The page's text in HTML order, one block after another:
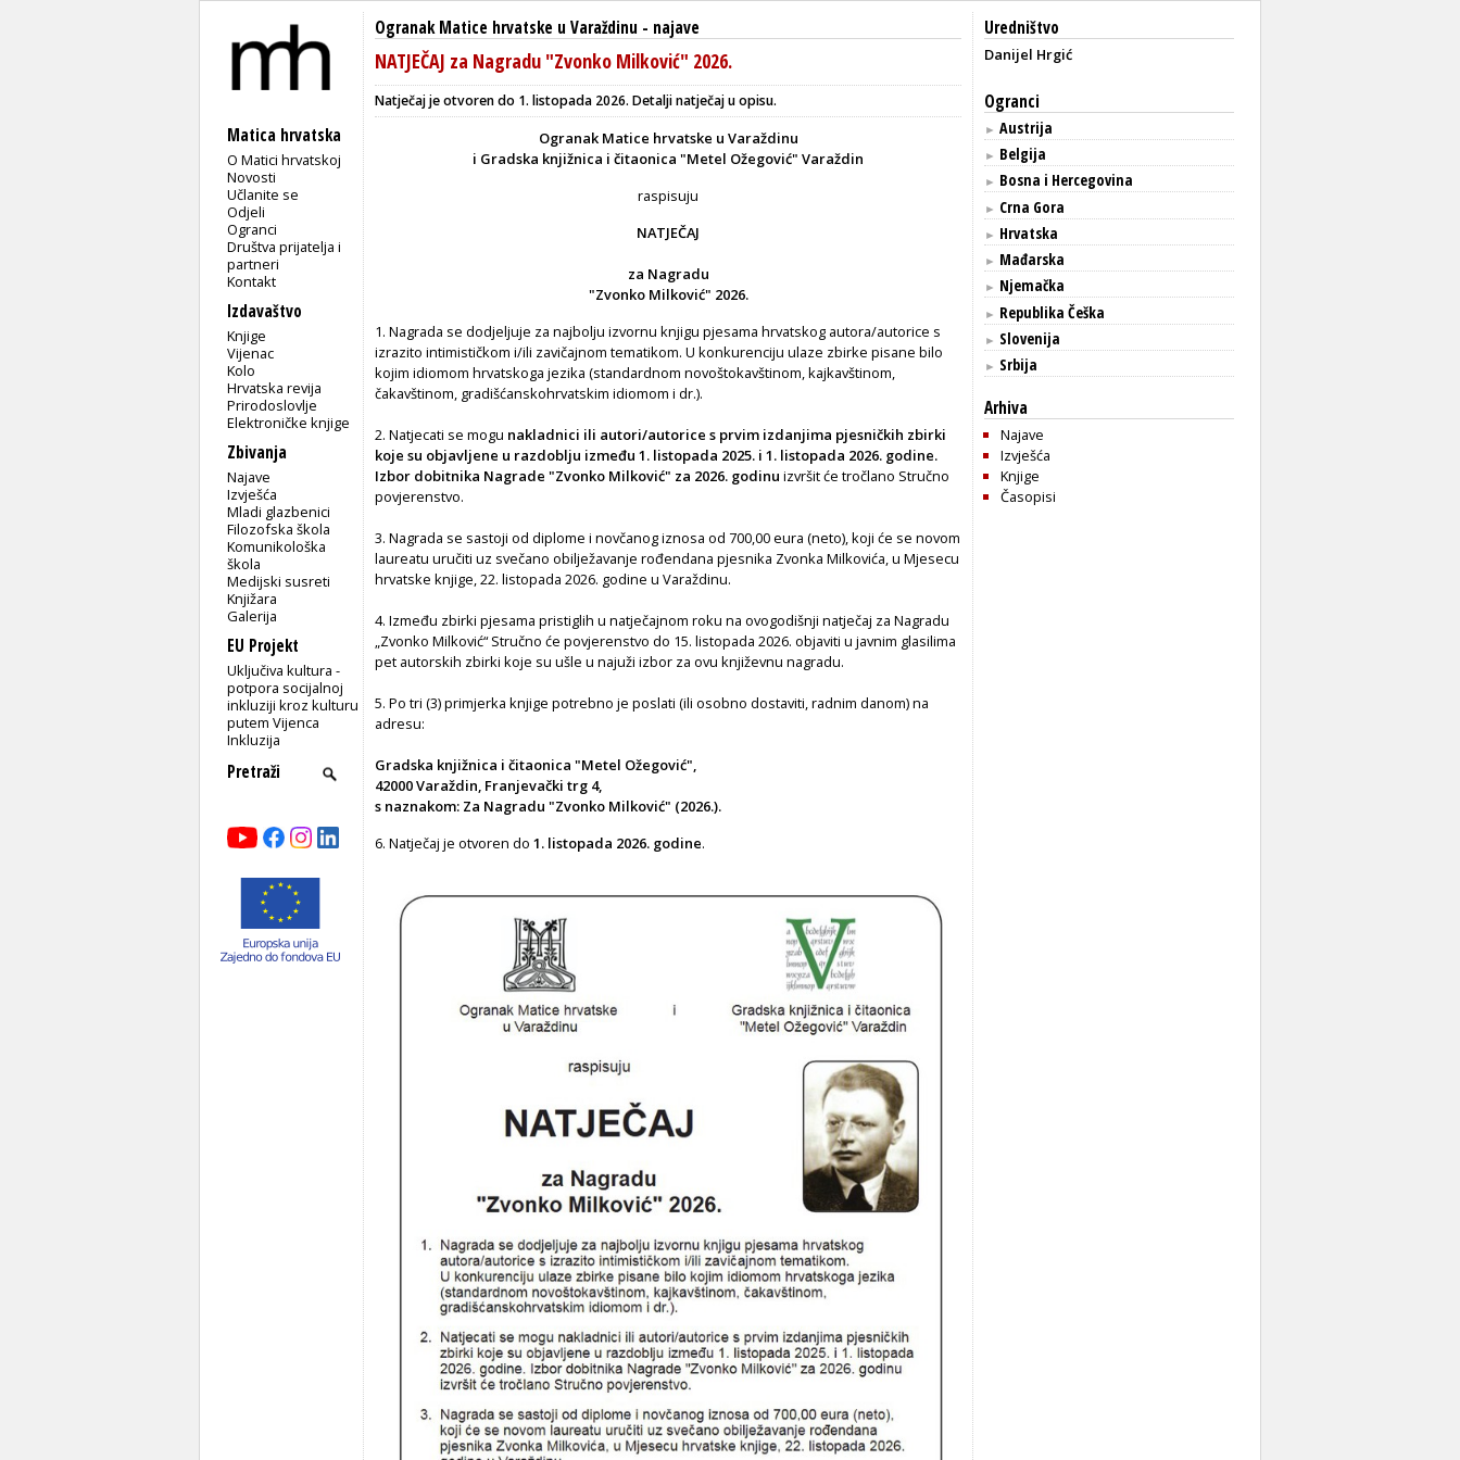
Matica hrvatska
O Matici hrvatskoj
Novosti
Učlanite se
Odjeli
Ogranci
Društva prijatelja i
partneri
Kontakt
Izdavaštvo
Knjige
Vijenac
Kolo
Hrvatska revija
Prirodoslovlje
Elektroničke knjige
Zbivanja
Najave
Izvješća
Mladi glazbenici
Filozofska škola
Komunikološka
škola
Medijski susreti
Knjižara
Galerija
EU Projekt
Uključiva kultura -
potpora socijalnoj
inkluziji kroz kulturu
putem Vijenca
Inkluzija
Ogranak Matice hrvatske u Varaždinu - najave
NATJEČAJ za Nagradu "Zvonko Milković" 2026.
Natječaj je otvoren do 1. listopada 2026. Detalji natječaj u opisu.
Ogranak Matice hrvatske u Varaždinu
i Gradska knjižnica i čitaonica "Metel Ožegović" Varaždin
raspisuju
NATJEČAJ
za Nagradu
"Zvonko Milković" 2026.
1. Nagrada se dodjeljuje za najbolju izvornu knjigu pjesama hrvatskog autora/autorice s
izrazito intimističkom i/ili zavičajnom tematikom. U konkurenciju ulaze zbirke pisane bilo
kojim idiomom hrvatskoga jezika (standardnom novoštokavštinom, kajkavštinom,
čakavštinom, gradišćanskohrvatskim idiomom i dr.).
2. Natjecati se mogu nakladnici ili autori/autorice s prvim izdanjima pjesničkih zbirki
koje su objavljene u razdoblju između 1. listopada 2025. i 1. listopada 2026. godine.
Izbor dobitnika Nagrade "Zvonko Milković" za 2026. godinu izvršit će tročlano Stručno
povjerenstvo.
3. Nagrada se sastoji od diplome i novčanog iznosa od 700,00 eura (neto), koji će se novom
laureatu uručiti uz svečano obilježavanje rođendana pjesnika Zvonka Milkovića, u Mjesecu
hrvatske knjige, 22. listopada 2026. godine u Varaždinu.
4. Između zbirki pjesama pristiglih u natječajnom roku na ovogodišnji natječaj za Nagradu
„Zvonko Milković“ Stručno će povjerenstvo do 15. listopada 2026. objaviti u javnim glasilima
pet autorskih zbirki koje su ušle u najuži izbor za ovu književnu nagradu.
5. Po tri (3) primjerka knjige potrebno je poslati (ili osobno dostaviti, radnim danom) na
adresu:
Gradska knjižnica i čitaonica "Metel Ožegović",
42000 Varaždin, Franjevački trg 4,
s naznakom: Za Nagradu "Zvonko Milković" (2026.).
6. Natječaj je otvoren do 1. listopada 2026. godine.
Uredništvo
Danijel Hrgić
Ogranci
► Austrija
► Belgija
► Bosna i Hercegovina
► Crna Gora
► Hrvatska
► Mađarska
► Njemačka
► Republika Češka
► Slovenija
► Srbija
Arhiva
Najave
Izvješća
Knjige
Časopisi